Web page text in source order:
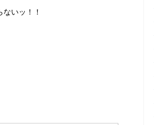
いッ！！